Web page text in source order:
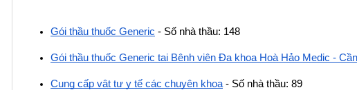
Gói thầu thuốc Generic - Số nhà thầu: 148
Gói thầu thuốc Generic tại Bệnh viện Đa khoa Hoà Hảo Medic -
Cung cấp vật tư y tế các chuyên khoa - Số nhà thầu: 89